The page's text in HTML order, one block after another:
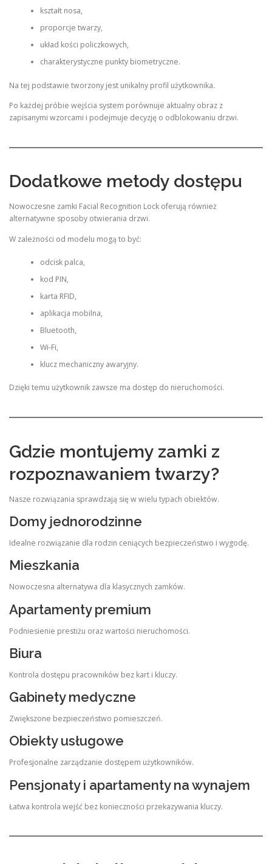
kształt nosa,
proporcje twarzy,
układ kości policzkowych,
charakterystyczne punkty biometryczne.
Na tej podstawie tworzony jest unikalny profil użytkownika.
Po każdej próbie wejścia system porównuje aktualny obraz z
zapisanymi wzorcami i podejmuje decyzję o odblokowaniu drzwi.
Dodatkowe metody dostępu
Nowoczesne zamki Facial Recognition Lock oferują również
alternatywne sposoby otwierania drzwi.
W zależności od modelu mogą to być:
odcisk palca,
kod PIN,
karta RFID,
aplikacja mobilna,
Bluetooth,
Wi-Fi,
klucz mechaniczny awaryjny.
Dzięki temu użytkownik zawsze ma dostęp do nieruchomości.
Gdzie montujemy zamki z
rozpoznawaniem twarzy?
Nasze rozwiązania sprawdzają się w wielu typach obiektów.
Domy jednorodzinne
Idealne rozwiązanie dla rodzin ceniących bezpieczeństwo i wygodę.
Mieszkania
Nowoczesna alternatywa dla klasycznych zamków.
Apartamenty premium
Podniesienie prestiżu oraz wartości nieruchomości.
Biura
Kontrola dostępu pracowników bez kart i kluczy.
Gabinety medyczne
Zwiększone bezpieczeństwo pomieszczeń.
Obiekty usługowe
Profesjonalne zarządzanie dostępem użytkowników.
Pensjonaty i apartamenty na wynajem
Łatwa kontrola wejść bez konieczności przekazywania kluczy.